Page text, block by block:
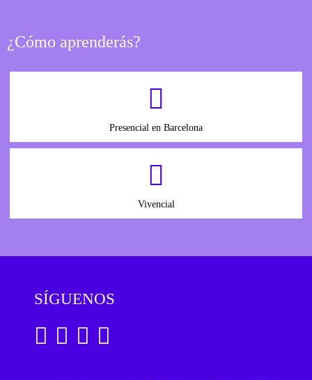
¿Cómo aprenderás?
Presencial en Barcelona
Vivencial
SÍGUENOS